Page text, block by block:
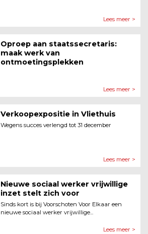
Lees meer >
Oproep aan staatssecretaris:
maak werk van
ontmoetingsplekken
Lees meer >
Verkoopexpositie in Vliethuis
Wegens succes verlengd tot 31 december
Lees meer >
Nieuwe sociaal werker vrijwillige
inzet stelt zich voor
Sinds kort is bij Voorschoten Voor Elkaar een
nieuwe sociaal werker vrijwillige...
Lees meer >